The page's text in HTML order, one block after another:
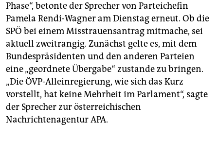
Phase“, betonte der Sprecher von Parteichefin
Pamela Rendi-Wagner am Dienstag erneut. Ob die
SPÖ bei einem Misstrauensantrag mitmache, sei
aktuell zweitrangig. Zunächst gelte es, mit dem
Bundespräsidenten und den anderen Parteien
eine „geordnete Übergabe“ zustande zu bringen.
„Die ÖVP-Alleinregierung, wie sich das Kurz
vorstellt, hat keine Mehrheit im Parlament“, sagte
der Sprecher zur österreichischen
Nachrichtenagentur APA.